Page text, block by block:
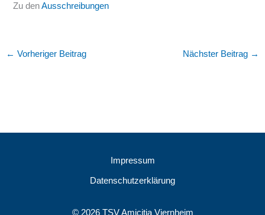
Zu denAusschreibungen
← Vorheriger Beitrag Nächster Beitrag →
Impressum
Datenschutzerklärung
© 2026 TSV Amicitia Viernheim